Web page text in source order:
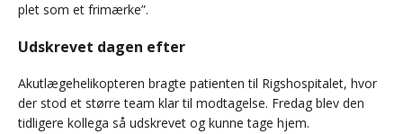
plet som et frimærke”.
Udskrevet dagen efter
Akutlægehelikopteren bragte patienten til Rigshospitalet, hvor
der stod et større team klar til modtagelse. Fredag blev den
tidligere kollega så udskrevet og kunne tage hjem.